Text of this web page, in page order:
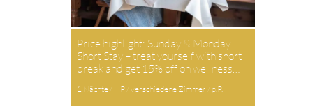
Price highlight: Sunday & Monday
Short Stay – treat yourself with short
break and get 15% off on wellness…
1 Nächte / HP / verschiedene Zimmer / p.P.